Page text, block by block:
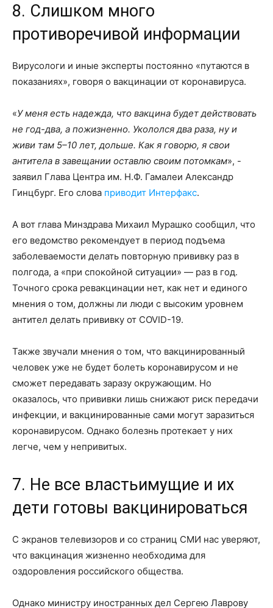
8. Слишком много
противоречивой информации
Вирусологи и иные эксперты постоянно «путаются в
показаниях», говоря о вакцинации от коронавируса.
«У меня есть надежда, что вакцина будет действовать
не год-два, а пожизненно. Укололся два раза, ну и
живи там 5–10 лет, дольше. Как я говорю, я свои
антитела в завещании оставлю своим потомкам», -
заявил Глава Центра им. Н.Ф. Гамалеи Александр
Гинцбург. Его слова приводит Интерфакс.
А вот глава Минздрава Михаил Мурашко сообщил, что
его ведомство рекомендует в период подъема
заболеваемости делать повторную прививку раз в
полгода, а «при спокойной ситуации» — раз в год.
Точного срока ревакцинации нет, как нет и единого
мнения о том, должны ли люди с высоким уровнем
антител делать прививку от COVID-19.
Также звучали мнения о том, что вакцинированный
человек уже не будет болеть коронавирусом и не
сможет передавать заразу окружающим. Но
оказалось, что прививки лишь снижают риск передачи
инфекции, и вакцинированные сами могут заразиться
коронавирусом. Однако болезнь протекает у них
легче, чем у непривитых.
7. Не все властьимущие и их
дети готовы вакцинироваться
С экранов телевизоров и со страниц СМИ нас уверяют,
что вакцинация жизненно необходима для
оздоровления российского общества.
Однако министру иностранных дел Сергею Лаврову